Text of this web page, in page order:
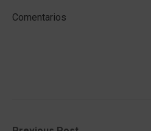
Comentarios